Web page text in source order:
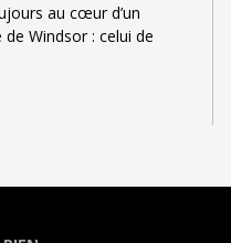
au cœur d’un
Windsor : celui de